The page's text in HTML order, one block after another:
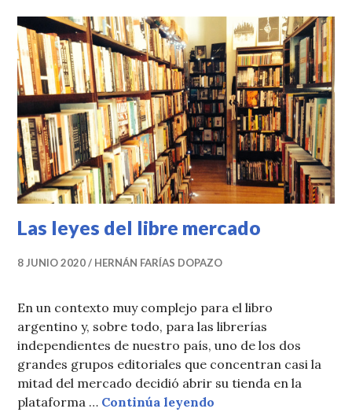
Las leyes del libre mercado
8 JUNIO 2020 HERNÁN FARÍAS DOPAZO
En un contexto muy complejo para el libro
argentino y, sobre todo, para las librerías
independientes de nuestro país, uno de los dos
grandes grupos editoriales que concentran casi la
mitad del mercado decidió abrir su tienda en la
plataforma … Continúa leyendo